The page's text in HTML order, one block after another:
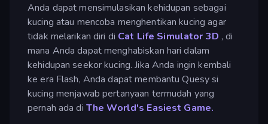
Anda dapat mensimulasikan kehidupan sebagai
kucing atau mencoba menghentikan kucing agar
tidak melarikan diri di Cat Life Simulator 3D , di
mana Anda dapat menghabiskan hari dalam
kehidupan seekor kucing. Jika Anda ingin kembali
ke era Flash, Anda dapat membantu Quesy si
kucing menjawab pertanyaan termudah yang
pernah ada di The World's Easiest Game.